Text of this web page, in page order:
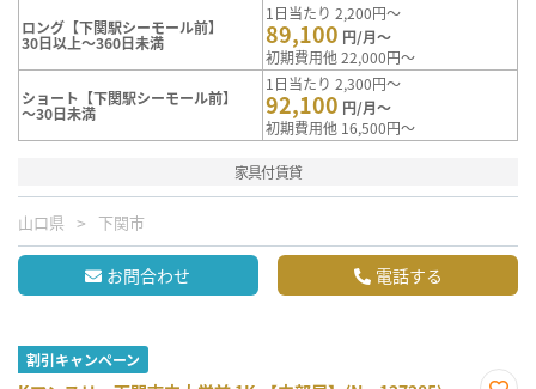
ロング【下関駅シーモール前】
30日以上～360日未満
1日当たり 2,200円～
89,100 円/月～
初期費用他 22,000円～
ショート【下関駅シーモール前】
～30日未満
1日当たり 2,300円～
92,100 円/月～
初期費用他 16,500円～
家具付賃貸
山口県 下関市
お問合わせ 電話する
割引キャンペーン